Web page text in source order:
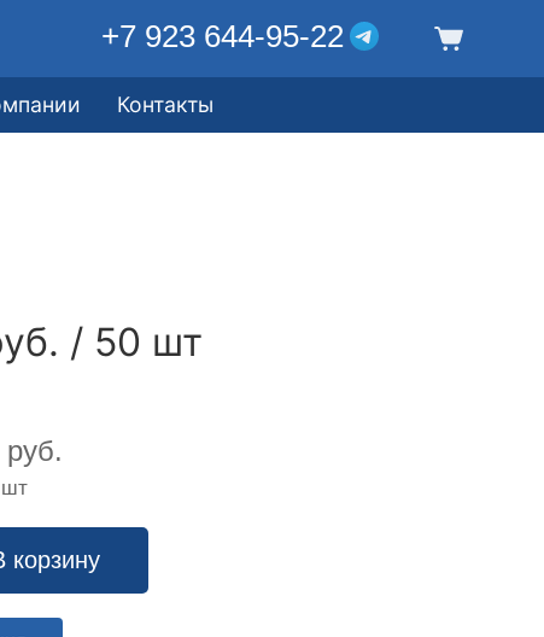
+7 923 644-95-22
Контакты
/ 50 шт
руб.
шт
корзину